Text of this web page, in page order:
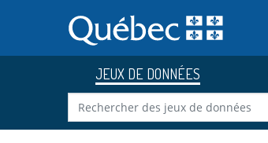
au
contenu
JEUX DE DONNÉES